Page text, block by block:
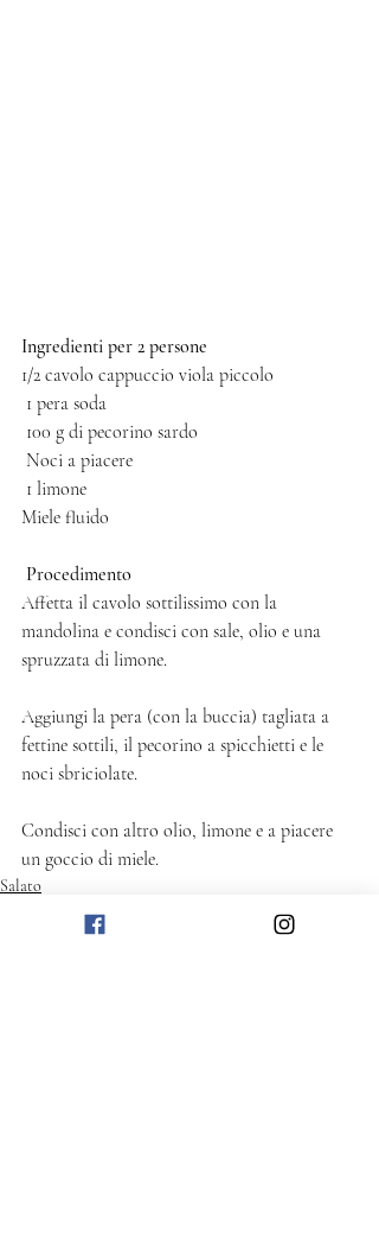
Ingredienti per 2 persone
1/2 cavolo cappuccio viola piccolo
1 pera soda
100 g di pecorino sardo
Noci a piacere
1 limone
Miele fluido
Procedimento
Affetta il cavolo sottilissimo con la
mandolina e condisci con sale, olio e una
spruzzata di limone.
Aggiungi la pera (con la buccia) tagliata a
fettine sottili, il pecorino a spicchietti e le
noci sbriciolate.
Condisci con altro olio, limone e a piacere
un goccio di miele.
Salato